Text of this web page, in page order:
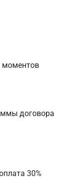
моментов
договора
30%